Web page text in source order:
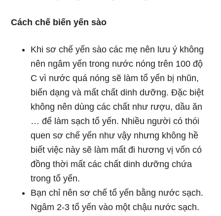
Cách chế biến yến sào
Khi sơ chế yến sào các mẹ nên lưu ý không
nên ngâm yến trong nước nóng trên 100 độ
C vì nước quá nóng sẽ làm tổ yến bị nhũn,
biến dạng và mất chất dinh dưỡng. Đặc biệt
không nên dùng các chất như rượu, dầu ăn
… để làm sạch tổ yến. Nhiều người có thói
quen sơ chế yến như vậy nhưng không hề
biết việc này sẽ làm mất đi hương vị vốn có
đồng thời mất các chất dinh dưỡng chứa
trong tổ yến.
Bạn chỉ nên sơ chế tổ yến bằng nước sạch.
Ngâm 2-3 tổ yến vào một chậu nước sạch.